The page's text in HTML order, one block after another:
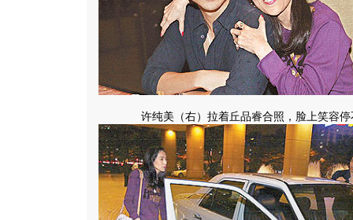
许纯美（右）拉着丘品睿合照，脸上笑容